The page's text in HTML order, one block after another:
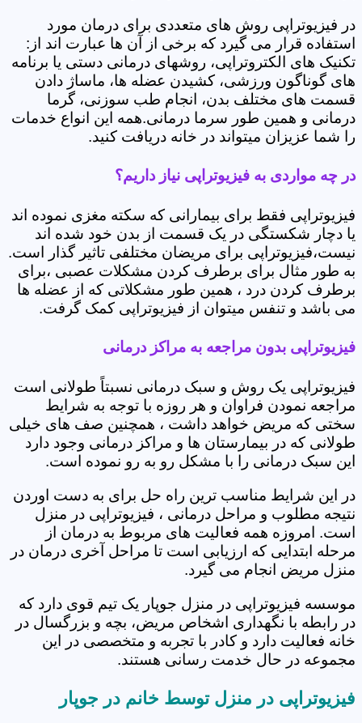
در فیزیوتراپی روش های متعددی برای درمان مورد
استفاده قرار می گیرد که برخی از آن ها عبارت اند از:
تکنیک های الکتروتراپی، روشهای درمانی دستی یا برنامه
های گوناگون ورزشی، کشیدن عضله ها، ماساژ دادن
قسمت های مختلف بدن، انجام طب سوزنی، گرما
درمانی و همین طور سرما درمانی.همه این انواع خدمات
را شما عزیزان میتواند در خانه دریافت کنید.
در چه مواردی به فیزیوتراپی نیاز داریم؟
فیزیوتراپی فقط برای بیمارانی که سکته مغزی نموده اند
یا دچار شکستگی در یک قسمت از بدن خود شده اند
نیست،فیزیوتراپی برای مریضان مختلفی تاثیر گذار است.
به طور مثال برای برطرف کردن مشکلات عصبی ،برای
برطرف کردن درد ، همین طور مشکلاتی که از عضله ها
می باشد و تنفس میتوان از فیزیوتراپی کمک گرفت.
فیزیوتراپی بدون مراجعه به مراکز درمانی
فیزیوتراپی یک روش و سبک درمانی نسبتاً طولانی است
مراجعه نمودن فراوان و هر روزه با توجه به شرایط
سختی که مریض خواهد داشت ، همچنین صف های خیلی
طولانی که در بیمارستان ها و مراکز درمانی وجود دارد
این سبک درمانی را با مشکل رو به رو نموده است.
در این شرایط مناسب ترین راه حل برای به دست اوردن
نتیجه مطلوب و مراحل درمانی ، فیزیوتراپی در منزل
است. امروزه همه فعالیت های مربوط به درمان از
مرحله ابتدایی که ارزیابی است تا مراحل آخری درمان در
منزل مریض انجام می گیرد.
موسسه فیزیوتراپی در منزل جوپار یک تیم قوی دارد که
در رابطه با نگهداری اشخاص مریض، بچه و بزرگسال در
خانه فعالیت دارد و کادر با تجربه و متخصصی در این
مجموعه در حال خدمت رسانی هستند.
فیزیوتراپی در منزل توسط خانم در جوپار